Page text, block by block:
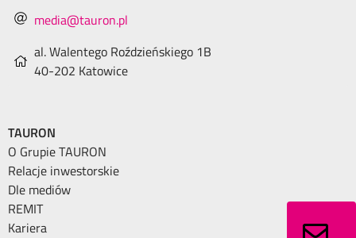
media@tauron.pl
al. Walentego Roździeńskiego 1B
40-202 Katowice
TAURON
O Grupie TAURON
Relacje inwestorskie
Dle mediów
REMIT
Kariera